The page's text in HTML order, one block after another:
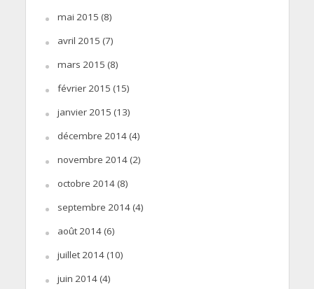
mai 2015 (8)
avril 2015 (7)
mars 2015 (8)
février 2015 (15)
janvier 2015 (13)
décembre 2014(4)
novembre 2014(2)
octobre 2014(8)
septembre 2014(4)
août 2014(6)
juillet 2014(10)
juin 2014(4)